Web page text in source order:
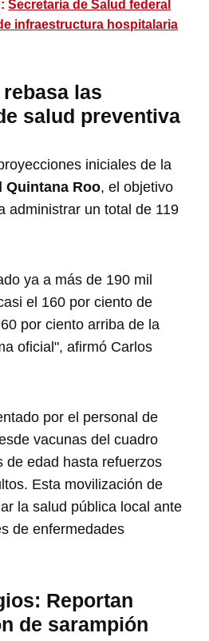
Secretaría de Salud federal
infraestructura hospitalaria
las
salud preventiva
iniciales de la
Quintana Roo, el objetivo
administrar un total de 119
ya a más de 190 mil
el 160 por ciento de
por ciento arriba de la
oficial", afirmó Carlos
por el personal de
vacunas del cuadro
de edad hasta refuerzos
Esta movilización de
la salud pública local ante
de enfermedades
Reportan
de sarampión